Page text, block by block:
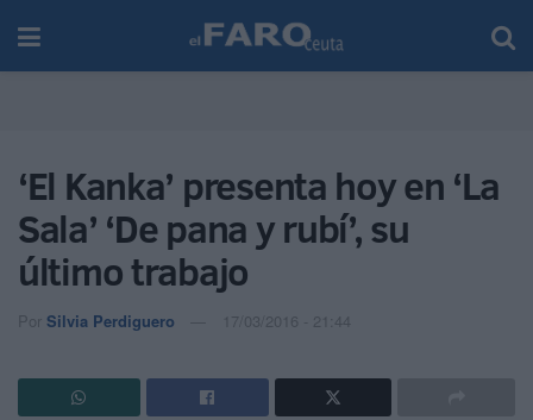
‘El Kanka’ presenta hoy en ‘La
Sala’ ‘De pana y rubí’, su
último trabajo
Por Silvia Perdiguero 17/03/2016 - 21:44